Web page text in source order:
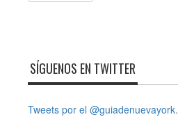
SÍGUENOS EN TWITTER
Tweets por el @guiadenuevayork.